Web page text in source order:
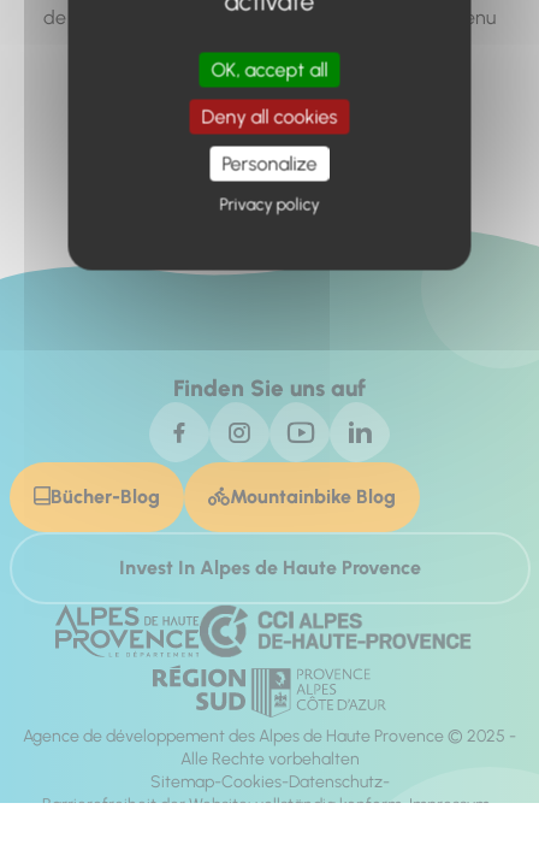
de page, ou à utiliser le menu pour trouver le contenu
Retour à l'accueil
Finden Sie uns auf
Bücher-Blog Mountainbike Blog
Invest In Alpes de Haute Provence
Agence de développement des Alpes de Haute Provence © 2025 -
Alle Rechte vorbehalten
Sitemap Cookies Datenschutz
Barrierefreiheit der Website: vollständig konform Impressum
OK, accept all
Deny all cookies
Personalize
Privacy policy